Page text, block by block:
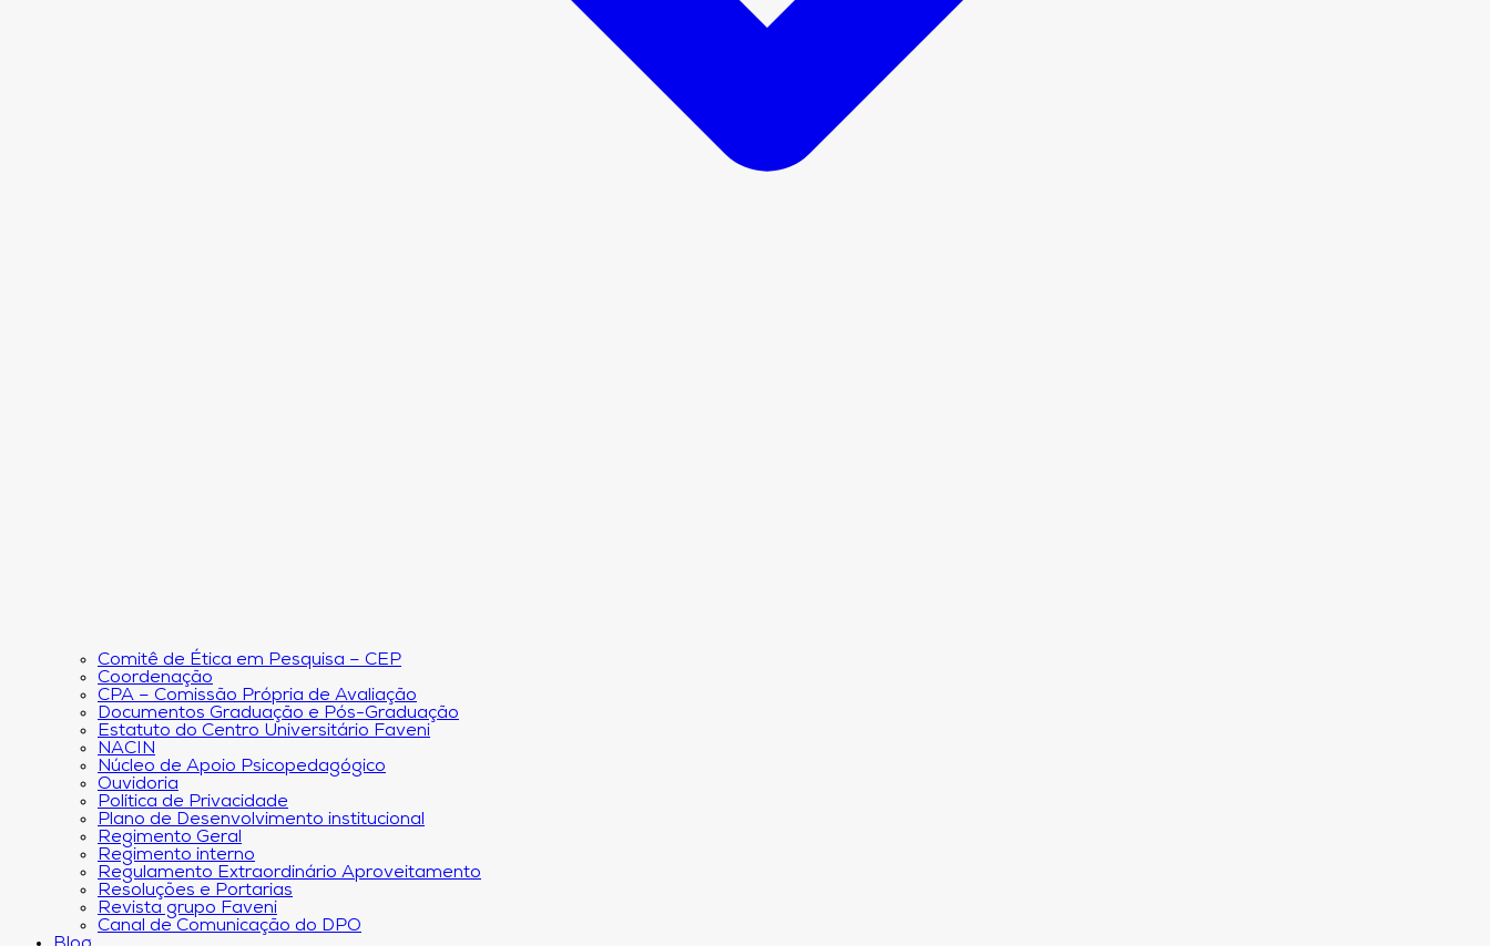
Comitê de Ética em Pesquisa – CEP
Coordenação
CPA – Comissão Própria de Avaliação
Documentos Graduação e Pós-Graduação
Estatuto do Centro Universitário Faveni
NACIN
Núcleo de Apoio Psicopedagógico
Ouvidoria
Política de Privacidade
Plano de Desenvolvimento institucional
Regimento Geral
Regimento interno
Regulamento Extraordinário Aproveitamento
Resoluções e Portarias
Revista grupo Faveni
Canal de Comunicação do DPO